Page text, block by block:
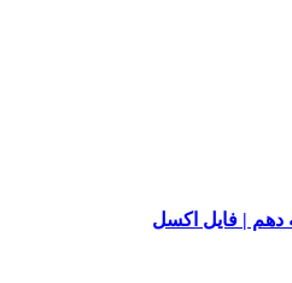
دهم | فایل اکسل